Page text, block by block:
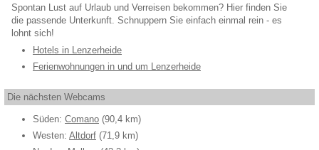
Spontan Lust auf Urlaub und Verreisen bekommen? Hier finden Sie
die passende Unterkunft. Schnuppern Sie einfach einmal rein - es
lohnt sich!
Hotels in Lenzerheide
Ferienwohnungen in und um Lenzerheide
Die nächsten Webcams
Süden: Comano (90,4 km)
Westen: Altdorf (71,9 km)